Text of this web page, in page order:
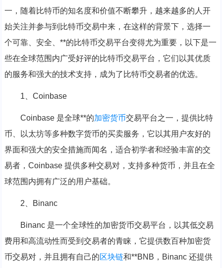
一，随着比特币的知名度和价值不断攀升，越来越多的人开
始关注并参与到比特币交易中来，在这样的背景下，选择一
个可靠、安全、**的比特币交易平台变得尤为重要，以下是一
些在全球范围内广受好评的比特币交易平台，它们以其优质
的服务和强大的技术支持，成为了比特币交易者的优选。
1、Coinbase
Coinbase 是全球**的加密货币交易平台之一，提供比特
币、以太坊等多种数字货币的买卖服务，它以其用户友好的
界面和强大的安全措施而闻名，适合初学者和经验丰富的交
易者，Coinbase 提供多种交易对，支持多种货币，并且在全
球范围内拥有广泛的用户基础。
2、Binanc
Binanc 是一个全球性的加密货币交易平台，以其低交易
费用和高流动性而受到交易者的青睐，它提供数百种加密货
币交易对，并且拥有自己的区块链和**BNB，Binanc 还提供